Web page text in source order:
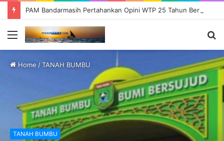
Menu
Home /TANAH BUMBU
TANAH BUMBU